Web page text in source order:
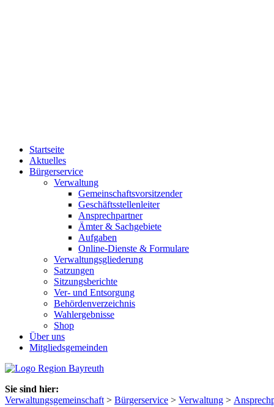
Startseite
Aktuelles
Bürgerservice
Verwaltung
Gemeinschaftsvorsitzender
Geschäftsstellenleiter
Ansprechpartner
Ämter & Sachgebiete
Aufgaben
Online-Dienste & Formulare
Verwaltungsgliederung
Satzungen
Sitzungsberichte
Ver- und Entsorgung
Behördenverzeichnis
Wahlergebnisse
Shop
Über uns
Mitgliedsgemeinden
Sie sind hier:
Verwaltungsgemeinschaft > Bürgerservice > Verwaltung >